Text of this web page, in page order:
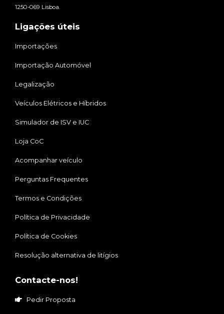
1250-069 Lisboa.
Ligações úteis
Importações
Importação Automóvel
Legalização
Veículos Elétricos e Híbridos
Simulador de ISV e IUC
Loja CoC
Acompanhar veículo
Perguntas Frequentes
Termos e Condições
Política de Privacidade
Política de Cookies
Resolução alternativa de litígios
Contacte-nos!
Pedir Proposta